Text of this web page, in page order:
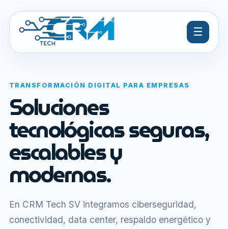
☰
TRANSFORMACIÓN DIGITAL PARA EMPRESAS
Soluciones
tecnológicas seguras,
escalables y
modernas.
En CRM Tech SV integramos ciberseguridad,
conectividad, data center, respaldo energético y